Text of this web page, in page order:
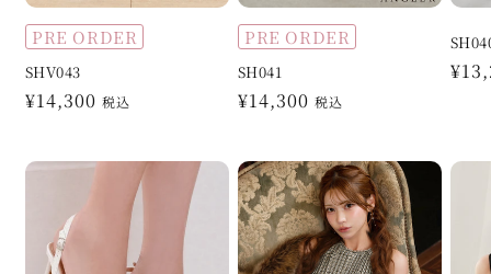
PRE ORDER
SHV043
通
格
¥14,300 税込
PRE ORDER
SH041
通
格
¥14,300 税込
通